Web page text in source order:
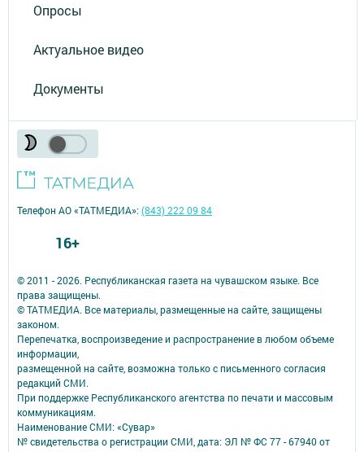
Опросы
Актуальное видео
Документы
© 2011 - 2026. Республиканская газета на чувашском языке. Все
права защищены.
© ТАТМЕДИА. Все материалы, размещенные на сайте, защищены
законом.
Перепечатка, воспроизведение и распространение в любом объеме
информации,
размещенной на сайте, возможна только с письменного согласия
редакций СМИ.
При поддержке Республиканского агентства по печати и массовым
коммуникациям.
Наименование СМИ: «Сувар»
№ свидетельства о регистрации СМИ, дата: ЭЛ № ФС 77 - 67940 от
Телефон АО «ТАТМЕДИА»:(843) 222 09 84
16+